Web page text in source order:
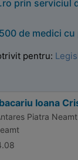
prin serviciul
de medici
pentru:
Ioana
Piatra